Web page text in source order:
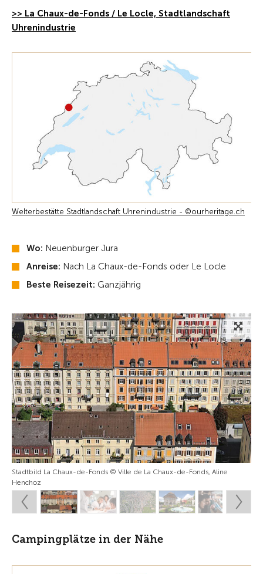
>> La Chaux-de-Fonds / Le Locle, Stadtlandschaft
Uhrenindustrie
Welterbestätte Stadtlandschaft Uhrenindustrie - ©ourheritage.ch
Wo: Neuenburger Jura
Anreise: Nach La Chaux-de-Fonds oder Le Locle
Beste Reisezeit: Ganzjährig
Stadtbild La Chaux-de-Fonds © Ville de La Chaux-de-Fonds, Aline
Henchoz
Campingplätze in der Nähe